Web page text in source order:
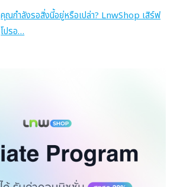
คุณกำลังรอสิ่งนี้อยู่หรือเปล่า? LnwShop เสิร์ฟ
โปรอ…